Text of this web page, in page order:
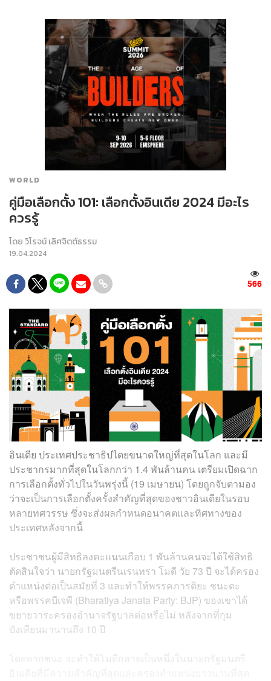
WORLD
คู่มือเลือกตั้ง 101: เลือกตั้งอินเดีย 2024 มีอะไร
ควรรู้
โดยวิโรจน์ เลิศจิตต์ธรรม
19.04.2024
566
อินเดีย ประเทศประชาธิปไตยขนาดใหญ่ที่สุดในโลก และมี
ประชากรมากที่สุดในโลกกว่า 1.4 พันล้านคน เตรียมเปิดฉาก
การเลือกตั้งทั่วไปในวันพรุ่งนี้ (19 เมษายน) โดยถูกจับตามอง
ว่าจะเป็นการเลือกตั้งครั้งสำคัญที่สุดของชาวอินเดียในรอบ
หลายทศวรรษ ซึ่งจะส่งผลกำหนดอนาคตและทิศทางของ
ประเทศหลังจากนี้
ประชาชนผู้มีสิทธิลงคะแนนเกือบ 1 พันล้านคนจะได้ใช้สิทธิ
ตัดสินใจว่า นายกรัฐมนตรีนเรนทรา โมดี วัย 73 ปี จะได้ครอง
ตำแหน่งต่อเป็นสมัยที่ 3 และทำให้พรรคภารติยะ ชนะตะ
หรือพรรคบีเจพี (Bharatiya Janata Party: BJP) ของเขาได้
ขยายวาระครองอำนาจรัฐบาลต่อหรือไม่ หลังจากที่กุม
บังเหียนมานานถึง 10 ปี
โดยหากชนะ จะทำให้โมดีกลายเป็นหนึ่งในนายกรัฐมนตรี